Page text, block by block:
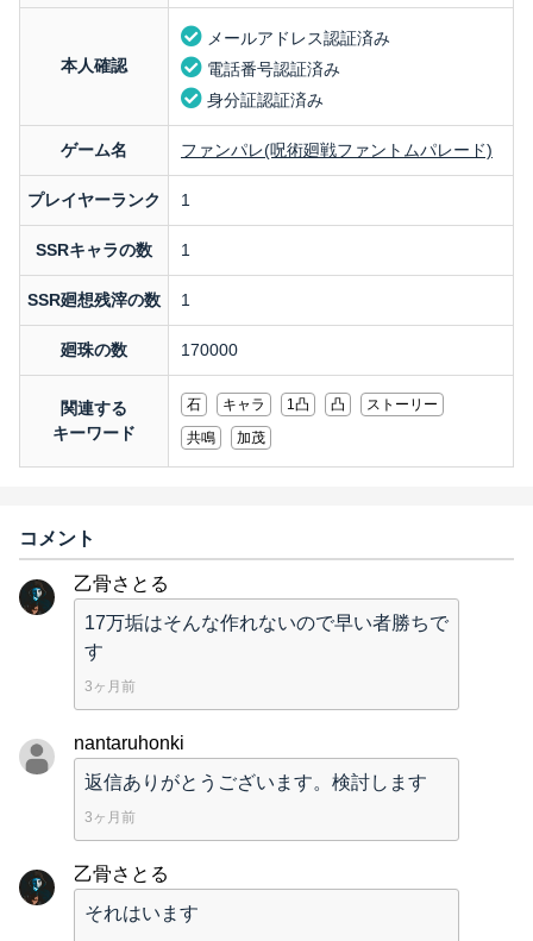
本人確認
メールアドレス認証済み
電話番号認証済み
身分証認証済み
ゲーム名 ファンパレ(呪術廻戦ファントムパレード)
プレイヤーランク 1
SSRキャラの数 1
SSR廻想残滓の数 1
廻珠の数 170000
関連する
キーワード
石 キャラ 1凸 凸
ストーリー
共鳴
加茂
コメント
乙骨さとる
17万垢はそんな作れないので早い者勝ちで
す
3ヶ月前
nantaruhonki
返信ありがとうございます。検討します
3ヶ月前
乙骨さとる
それはいます